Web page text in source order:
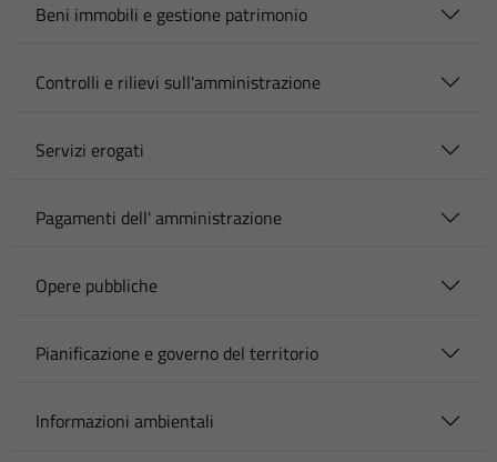
Beni immobili e gestione patrimonio
Controlli e rilievi sull'amministrazione
Servizi erogati
Pagamenti dell' amministrazione
Opere pubbliche
Pianificazione e governo del territorio
Informazioni ambientali